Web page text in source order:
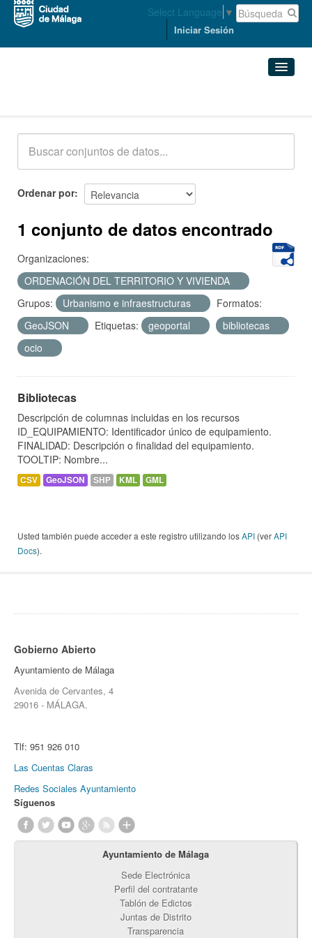
Select Language ▼
Iniciar Sesión
Acerca de
Ordenar por
1 conjunto de datos encontrado
Organizaciones:
ORDENACIÓN DEL TERRITORIO Y VIVIENDA
Grupos:
Urbanismo e infraestructuras
Formatos:
GeoJSON
Etiquetas: geoportal
bibliotecas
ocio
Bibliotecas
Descripción de columnas incluidas en los recursos
ID_EQUIPAMIENTO: Identificador único de equipamiento.
FINALIDAD: Descripción o finalidad del equipamiento.
TOOLTIP: Nombre...
CSV GeoJSON SHP KML GML
Usted también puede acceder a este registro utilizando losAPI (verAPI
Docs).
Gobierno Abierto
Ayuntamiento de Málaga
Avenida de Cervantes, 4
29016 - MÁLAGA.
Tlf: 951 926 010
Las Cuentas Claras
Redes Sociales Ayuntamiento
Síguenos
Ayuntamiento de Málaga
Sede Electrónica
Perfil del contratante
Tablón de Edictos
Juntas de Distrito
Transparencia